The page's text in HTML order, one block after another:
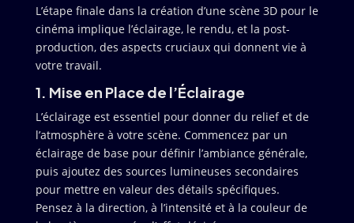
L’étape finale dans la création d’une scène 3D pour le
cinéma implique l’éclairage, le rendu, et la post-
production, des aspects cruciaux qui donnent vie à
votre travail.
1. Mise en Place de l’Éclairage
L’éclairage est essentiel pour donner du relief et de
l’atmosphère à votre scène. Commencez par un
éclairage de base pour définir l’ambiance générale,
puis ajoutez des sources lumineuses secondaires
pour mettre en valeur des détails spécifiques.
Pensez à la direction, à l’intensité et à la couleur de